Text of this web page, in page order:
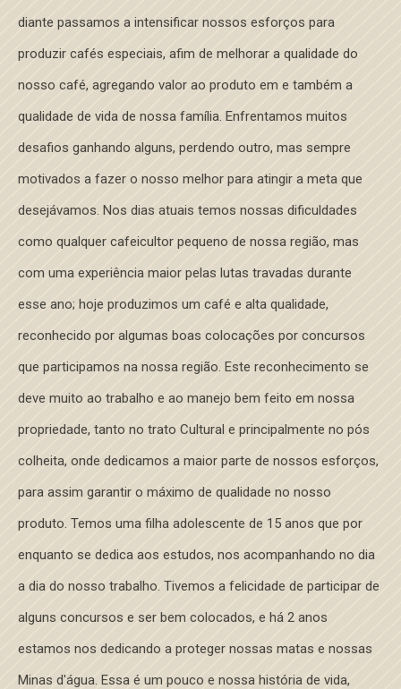
diante passamos a intensificar nossos esforços para
produzir cafés especiais, afim de melhorar a qualidade do
nosso café, agregando valor ao produto em e também a
qualidade de vida de nossa família. Enfrentamos muitos
desafios ganhando alguns, perdendo outro, mas sempre
motivados a fazer o nosso melhor para atingir a meta que
desejávamos. Nos dias atuais temos nossas dificuldades
como qualquer cafeicultor pequeno de nossa região, mas
com uma experiência maior pelas lutas travadas durante
esse ano; hoje produzimos um café e alta qualidade,
reconhecido por algumas boas colocações por concursos
que participamos na nossa região. Este reconhecimento se
deve muito ao trabalho e ao manejo bem feito em nossa
propriedade, tanto no trato Cultural e principalmente no pós
colheita, onde dedicamos a maior parte de nossos esforços,
para assim garantir o máximo de qualidade no nosso
produto. Temos uma filha adolescente de 15 anos que por
enquanto se dedica aos estudos, nos acompanhando no dia
a dia do nosso trabalho. Tivemos a felicidade de participar de
alguns concursos e ser bem colocados, e há 2 anos
estamos nos dedicando a proteger nossas matas e nossas
Minas d'água. Essa é um pouco e nossa história de vida,